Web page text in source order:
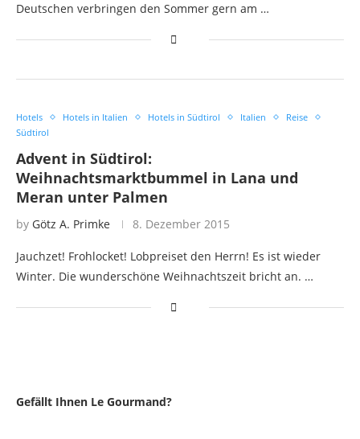
Deutschen verbringen den Sommer gern am …
Hotels Hotels in Italien Hotels in Südtirol Italien
Reise
Südtirol
Advent in Südtirol:
Weihnachtsmarktbummel in Lana und
Meran unter Palmen
by Götz A. Primke 8. Dezember 2015
Jauchzet! Frohlocket! Lobpreiset den Herrn! Es ist wieder
Winter. Die wunderschöne Weihnachtszeit bricht an. …
Gefällt Ihnen Le Gourmand?